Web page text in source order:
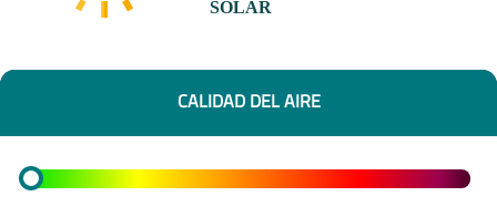
SOLAR
CALIDAD DEL AIRE